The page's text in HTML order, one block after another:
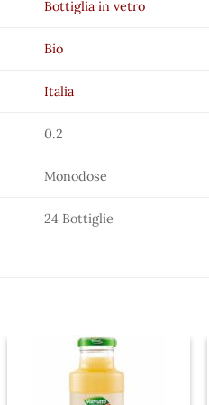
Bottiglia in vetro
Bio
Italia
0.2
Monodose
24 Bottiglie